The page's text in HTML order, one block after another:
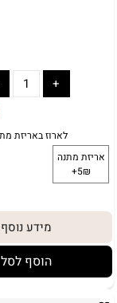
מידע נוסף
הוסף לסל